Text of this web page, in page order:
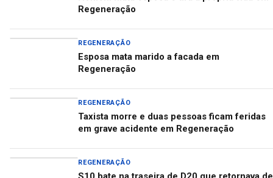
Regeneração
REGENERAÇÃO
Esposa mata marido a facada em
Regeneração
REGENERAÇÃO
Taxista morre e duas pessoas ficam feridas
em grave acidente em Regeneração
REGENERAÇÃO